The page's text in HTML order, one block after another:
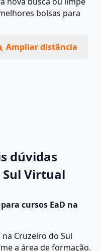
bolsas para
Ampliar distância
dúvidas
Sul Virtual
cursos EaD na
Cruzeiro do Sul
a área de formação.